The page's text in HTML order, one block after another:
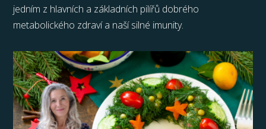
jedním z hlavních a základních pilířů dobrého
metabolického zdraví a naší silné imunity.